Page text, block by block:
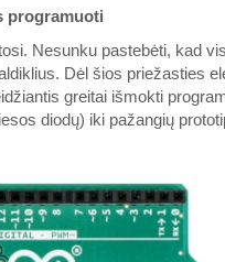
programuoti
Nesunku pastebėti, kad
Dėl šios priežasties
greitai išmokti
diodų) iki pažangių